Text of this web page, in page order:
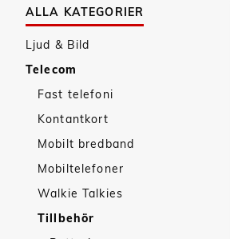
ALLA KATEGORIER
Ljud & Bild
Telecom
Fast telefoni
Kontantkort
Mobilt bredband
Mobiltelefoner
Walkie Talkies
Tillbehör